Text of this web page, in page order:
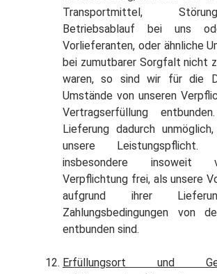
Transportmittel,
Betriebsablauf bei uns
Vorlieferanten, oder ähnliche
bei zumutbarer Sorgfalt nicht
waren, so sind wir für die
Umstände von unseren
Vertragserfüllung
Lieferung dadurch
unsere
insbesondere insoweit
Verpflichtung frei, als unsere
aufgrund ihrer
Zahlungsbedingungen von
entbunden sind.
Erfüllungsort und